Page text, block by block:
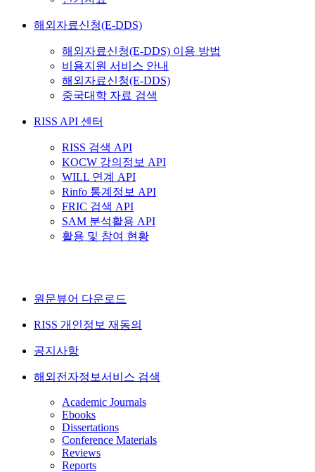
해외자료신청(E-DDS)
해외자료신청(E-DDS) 이용 방법
비용지원 서비스 안내
해외자료신청(E-DDS)
중국대학 자료 검색
RISS API 센터
RISS 검색 API
KOCW 강의정보 API
WILL 연계 API
Rinfo 통계정보 API
FRIC 검색 API
SAM 분석활용 API
활용 및 참여 현황
원문뷰어 다운로드
RISS 개인정보 재동의
공지사항
해외전자정보서비스 검색
Academic Journals
Ebooks
Dissertations
Conference Materials
Reviews
Reports